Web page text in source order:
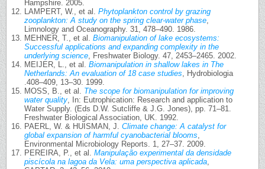
Hampshire. 2005.
LAMPERT, W., et al. Phytoplankton control by grazing
zooplankton: A study on the spring clear-water phase
Limnology and Oceanography. 31, 478–490. 1986.
MEHNER, T., et al. Biomanipulation of lake ecosystems:
Successful applications and expanding complexity in the
underlying science , Freshwater Biology. 47, 2453–2465. 2002.
MEIJER, L., et al. Biomanipulation in shallow lakes in The
Netherlands: An evaluation of 18 case studies , Hydrobiologia
.408–409, 13–30. 1999.
MOSS, B., et al. The scope for biomanipulation for improving
water quality , In: Eutrophication: Research and application to
Water Supply. (Eds D.W. Sutcliffe & J.G. Jones), pp. 71–81.
Freshwater Biological Association, UK. 1992.
PAERL, W. & HUISMAN, J. Climate change: A catalyst for
global expansion of harmful cyanobacterial blooms
Environmental Microbiology Reports. 1, 27–37. 2009.
PEREIRA, P., et al. Manipulação experimental da densidade
piscícola na lagoa da Vela: uma perspectiva aplicada